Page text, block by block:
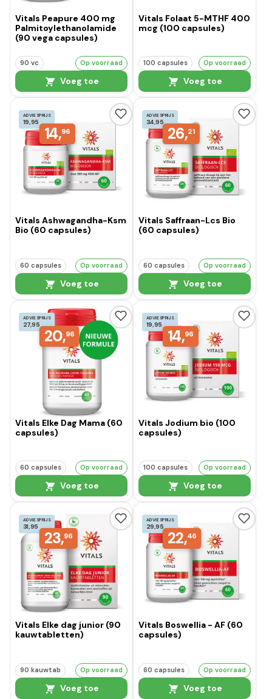
Vitals Peapure 400 mg
Palmitoylethanolamide
(90 vega capsules)
90 vc Op voorraad
Voeg toe
Vitals Folaat 5-MTHF 400
mcg (100 capsules)
100 capsules Op voorraad
Voeg toe
ADVIESPRIJS
19,95
14,96
Vitals Ashwagandha-Ksm
Bio (60 capsules)
60 capsules Op voorraad
Voeg toe
ADVIESPRIJS
34,95
26,21
Vitals Saffraan-Lcs Bio
(60 capsules)
60 capsules Op voorraad
Voeg toe
ADVIESPRIJS
27,95
20,96
Vitals Elke Dag Mama (60
capsules)
60 capsules Op voorraad
Voeg toe
ADVIESPRIJS
19,95
14,96
Vitals Jodium bio (100
capsules)
100 capsules Op voorraad
Voeg toe
ADVIESPRIJS
31,95
23,96
Vitals Elke dag junior (90
kauwtabletten)
90 kauwtab Op voorraad
Voeg toe
ADVIESPRIJS
29,95
22,46
Vitals Boswellia - AF (60
capsules)
60 capsules Op voorraad
Voeg toe